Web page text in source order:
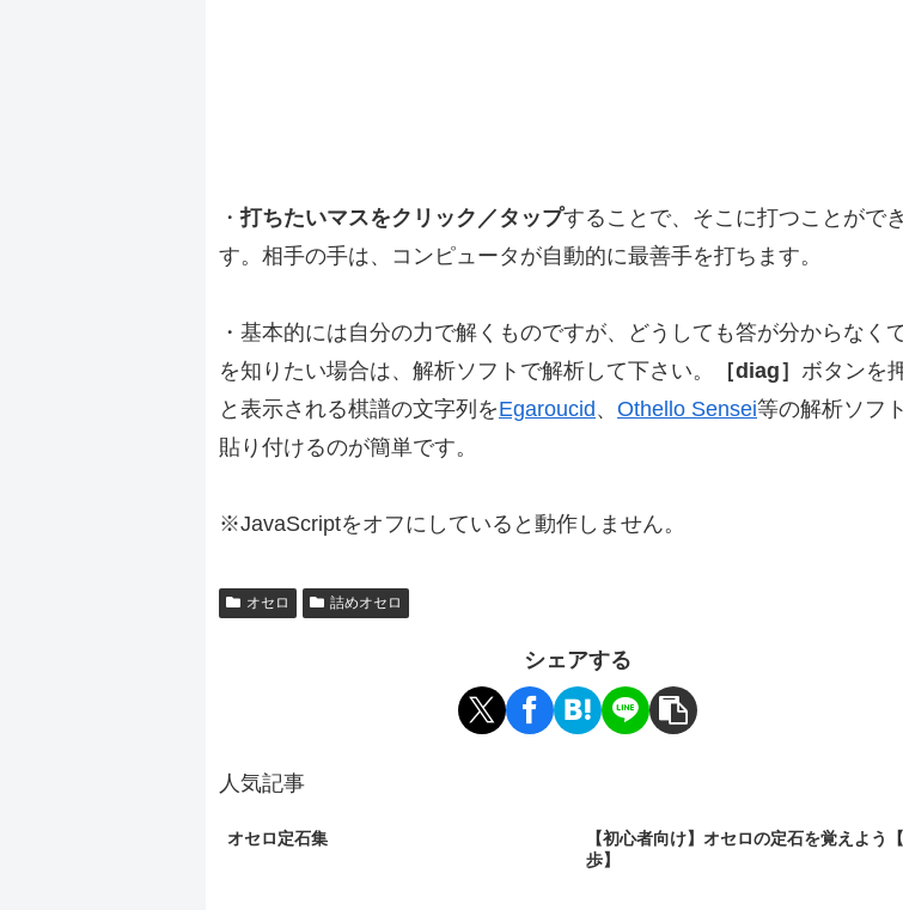
・打ちたいマスをクリック／タップすることで、そこに打つことがで
す。相手の手は、コンピュータが自動的に最善手を打ちます。
・基本的には自分の力で解くものですが、どうしても答が分からなく
を知りたい場合は、解析ソフトで解析して下さい。
［diag］ ボタンを
と表示される棋譜の文字列をEgaroucid、 Othello Sensei等の解析ソフ
貼り付けるのが簡単です。
※JavaScriptをオフにしていると動作しません。
オセロ 詰めオセロ
シェアする
人気記事
オセロ定石集
【初心者向け】オセロの定石を覚えよう
歩】